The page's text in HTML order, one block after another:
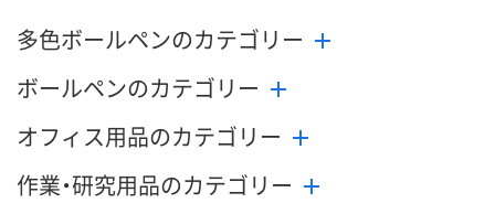
多色ボールペンのカテゴリー
ボールペンのカテゴリー
オフィス用品のカテゴリー
作業・研究用品のカテゴリー